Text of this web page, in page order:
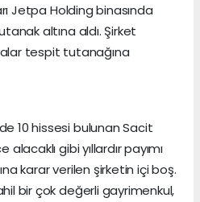
Jetpa Holding binasında
altına aldı. Şirket
tespit tutanağına
10 hissesi bulunan Sacit
gibi yıllardır payımı
karar verilen şirketin içi boş.
bir çok değerli gayrimenkul,